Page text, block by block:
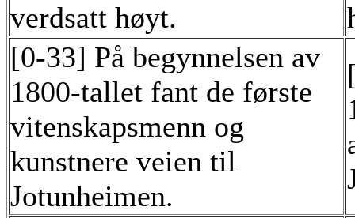
verdsatt høyt.
[0-33] På begynnelsen av
1800-tallet fant de første
vitenskapsmenn og
kunstnere veien til
Jotunheimen.